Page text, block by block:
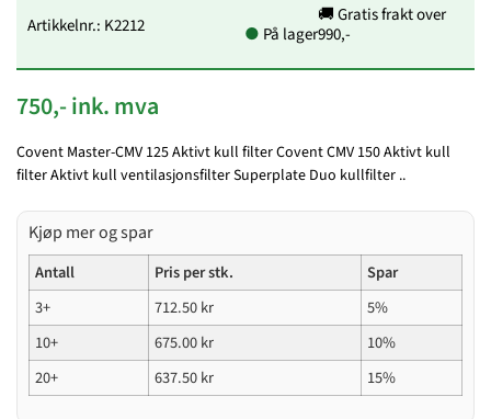
Artikkelnr.: K2212 ● På lager
🚚 Gratis frakt over
990,-
750,- ink. mva
Covent Master-CMV 125 Aktivt kull filter Covent CMV 150 Aktivt kull
filter Aktivt kull ventilasjonsfilter Superplate Duo kullfilter ..
Kjøp mer og spar
Antall Pris per stk.
Spar
3+
712.50kr
5%
10+
675.00kr
10%
20+
637.50kr 15%